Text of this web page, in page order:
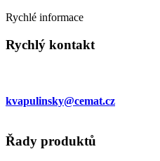
Rychlé informace
Rychlý kontakt
kvapulinsky@cemat.cz
Řady produktů